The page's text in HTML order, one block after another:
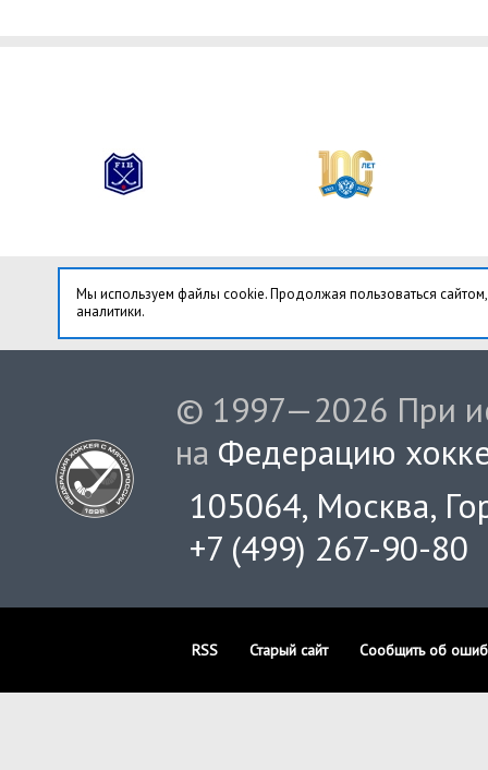
Мы используем файлы cookie. Продолжая пользоваться
аналитики.
© 1997—2026 При
на Федерацию
105064, Москва,
+7 (499) 267-90-80
RSS Старый сайт Сообщить об